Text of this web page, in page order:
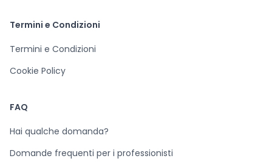
Termini e Condizioni
Termini e Condizioni
Cookie Policy
FAQ
Hai qualche domanda?
Domande frequenti per i professionisti